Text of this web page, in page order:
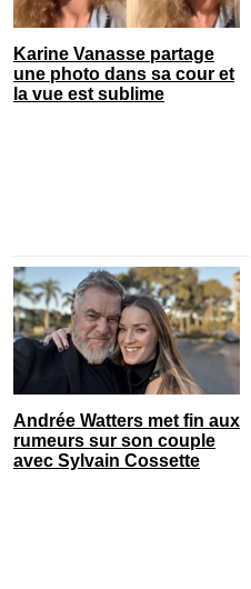
Karine Vanasse partage
une photo dans sa cour et
la vue est sublime
Andrée Watters met fin aux
rumeurs sur son couple
avec Sylvain Cossette